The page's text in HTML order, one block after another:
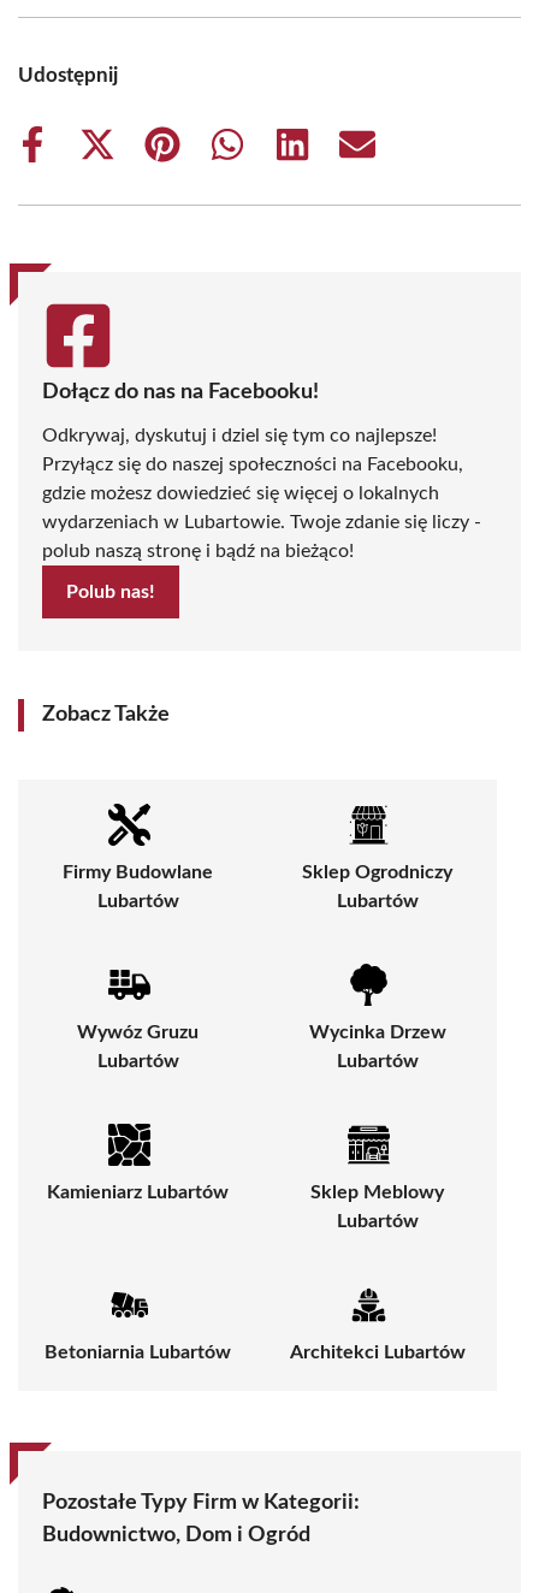
Udostępnij
Share
Share
(Twitter)
Share
Share
Share
Share
Dołącz do nas na Facebooku!
Odkrywaj, dyskutuj i dziel się tym co najlepsze!
Przyłącz się do naszej społeczności na Facebooku,
gdzie możesz dowiedzieć się więcej o lokalnych
wydarzeniach w Lubartowie. Twoje zdanie się liczy -
polub naszą stronę i bądź na bieżąco!
Polub nas!
Zobacz Także
Firmy Budowlane
Lubartów
Sklep Ogrodniczy
Lubartów
Wywóz Gruzu
Lubartów
Wycinka Drzew
Lubartów
Kamieniarz Lubartów
Sklep Meblowy
Lubartów
Betoniarnia Lubartów Architekci Lubartów
Pozostałe Typy Firm w Kategorii:
Budownictwo, Dom i Ogród